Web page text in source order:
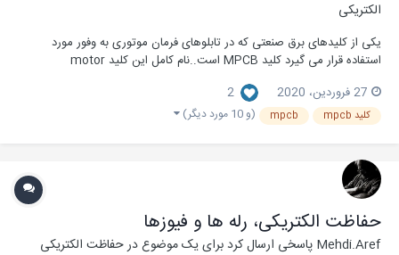
الکتریکی
یکی از کلیدهای برق صنعتی که در تابلوهای فرمان موتوری به وفور مورد
استفاده قرار می گیرد کلید MPCB است..نام کامل این کلید motor
سازنده اسامی دیگری برای این کلید در نظر گرفته اند ولی اسم اصلی به همین
شکل است. این کلید برای...
27 فروردین، 2020 2
کلید mpcb mpcb (و 10 مورد دیگر)
حفاظت الکتریکی، رله ها و فیوزها
Mehdi.Arefپاسخی ارسال کرد برای یک موضوع درحفاظت الکتریکی